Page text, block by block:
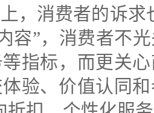
，消费者的诉求
容”，消费者不
指标，而更关
验、价值认同